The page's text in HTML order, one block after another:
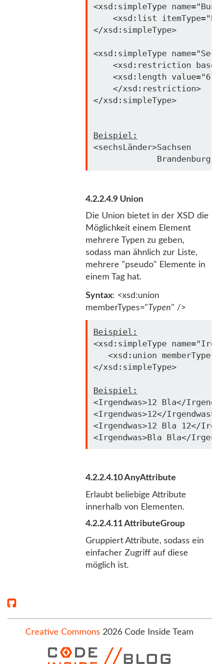
<xsd:simpleType name=
    <xsd:list itemType=
</xsd:simpleType>
<xsd:simpleType name=
    <xsd:restriction
base
    <xsd:length
value="6"
    </xsd:restriction>
</xsd:simpleType>
Beispiel:
<sechsLänder>Sachsen
4.2.2.4.9 Union
Die Union bietet in der XSD die
Möglichkeit einem Element
mehrere Typen zu geben,
sodass man ähnlich zur Liste,
mehrere "pseudo" Elemente in
einem Tag hat.
Syntax: <xsd:union
memberTypes="Typen" />
Beispiel:
<xsd:simpleType name=
<xsd:union
</xsd:simpleType>
Beispiel:
<Irgendwas>12 Bla</
<Irgendwas>12</
<Irgendwas>12 Bla 12</
4.2.2.4.10 AnyAttribute
Erlaubt beliebige Attribute
innerhalb von Elementen.
4.2.2.4.11 AttributeGroup
Gruppiert Attribute, sodass ein
einfacher Zugriff auf diese
möglich ist.
Creative Commons 2026 Code Inside Team